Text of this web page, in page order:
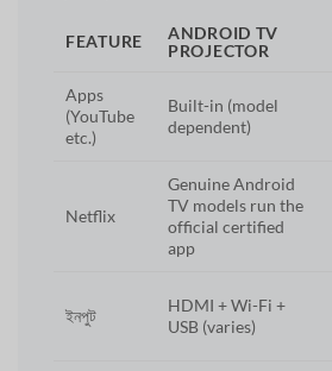
FEATURE
ANDROID TV
PROJECTOR
Apps
(YouTube
etc.)
Built-in (model
dependent)
Netflix
Genuine Android
TV models run the
official certified
app
ইনপুট
HDMI + Wi-Fi +
USB (varies)